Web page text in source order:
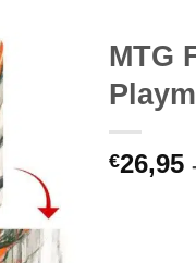
MTG
€26,95